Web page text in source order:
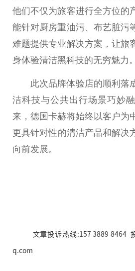
他们不仅为旅客进行全方位的
能针对厨房重油污、布艺脏污
难题提供专业解决方案，让旅
身体验清洁黑科技的无穷魅力。
此次品牌体验店的顺利落
洁科技与公共出行场景巧妙
来，德国卡赫将始终以客户为
更具针对性的清洁产品和解决
向前发展。
文章投诉热线:157 3889 8464
q.com